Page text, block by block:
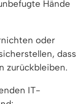
Hände
oder
dass
zurückbleiben.
IT-